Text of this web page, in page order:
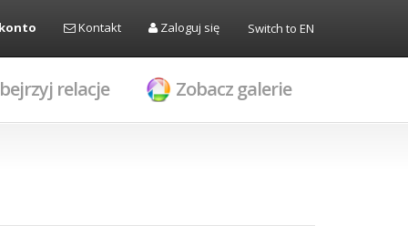
konto Kontakt Zaloguj się Switch to EN
relacje Zobacz galerie